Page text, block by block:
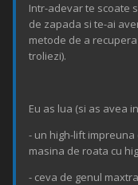
Intr-adevar te scoate
de zapada si te-ai
metode de a
troliezi).
Eu as lua (si as avea
- un high-lift
masina de roata cu
- ceva de genul